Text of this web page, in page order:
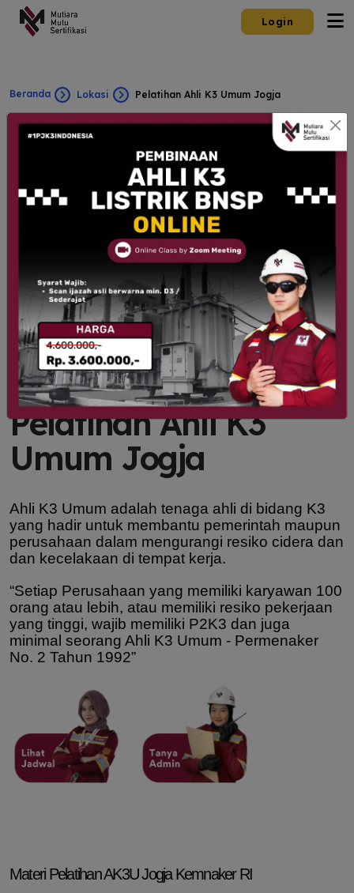
Login
Beranda Lokasi Pelatihan Ahli K3 Umum Jogja
Pelatihan Ahli K3
Umum Jogja
Ahli K3 Umum adalah tenaga ahli di bidang K3
yang hadir untuk membantu pemerintah maupun
perusahaan dalam mengurangi resiko cidera dan
dan kecelakaan di tempat kerja.
“Setiap Perusahaan yang memiliki karyawan 100
orang atau lebih, atau memiliki resiko pekerjaan
yang tinggi, wajib memiliki P2K3 dan juga
minimal seorang Ahli K3 Umum - Permenaker
No. 2 Tahun 1992”
Materi Pelatihan AK3U Jogja Kemnaker RI